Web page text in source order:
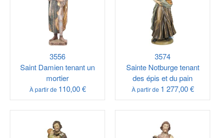
3556
Saint Damien tenant un
mortier
À partir de 110,00 €
3574
Sainte Notburge tenant
des épis et du pain
À partir de 1 277,00 €